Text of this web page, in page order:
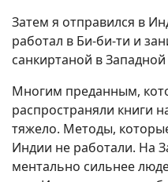
Затем я отправился в
работал в Би-би-ти и
санкиртаной в
Многим преданным,
распространяли книги
тяжело. Методы,
Индии не работали. На
ментально сильнее